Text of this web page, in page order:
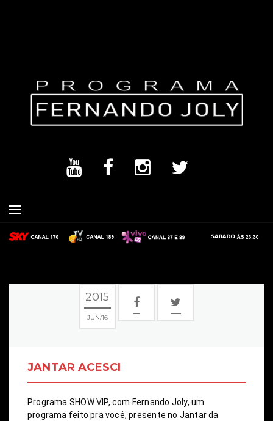
2015
JUN 16
JANTAR ACESCI
Programa SHOW VIP, com Fernando Joly, um
programa feito pra você, presente no Jantar da